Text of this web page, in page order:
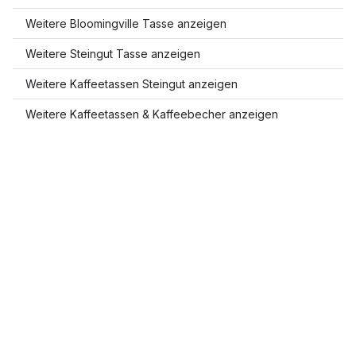
Weitere Bloomingville Tasse anzeigen
Weitere Steingut Tasse anzeigen
Weitere Kaffeetassen Steingut anzeigen
Weitere Kaffeetassen & Kaffeebecher anzeigen